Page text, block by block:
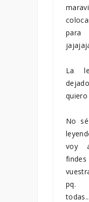
La
quiero
No
voy
pq.